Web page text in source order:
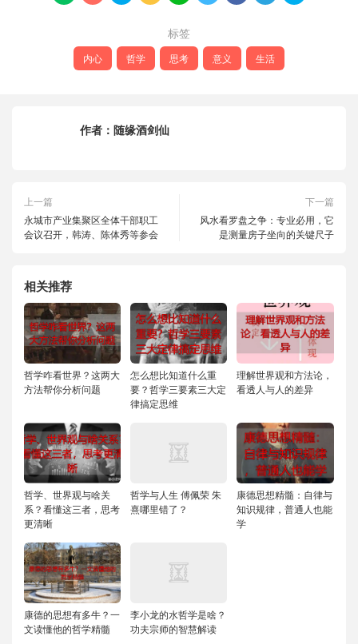
标签
内心 哲学 思考 意义 生活
作者： 随缘酒剑仙
上一篇
永城市产业集聚区全体干部职工
会议召开，韩涛、陈体秀等参会
下一篇
风水看罗盘之争：专业必用，它
是测量房子坐向的关键尺子
相关推荐
哲学咋看世界？这两大
方法帮你分析问题
怎么想比知道什么重
要？哲学三要素三大定
律搞定思维
理解世界观和方法论，
看透人与人的差异
哲学、世界观与啥关
系？看懂这三者，思考
更清晰
哲学与人生 傅佩荣 朱
熹哪里错了？
康德思想精髓：自律与
知识规律，普通人也能
学
康德的思想有多牛？一
文读懂他的哲学精髓
李小龙的水哲学是啥？
功夫宗师的智慧解读